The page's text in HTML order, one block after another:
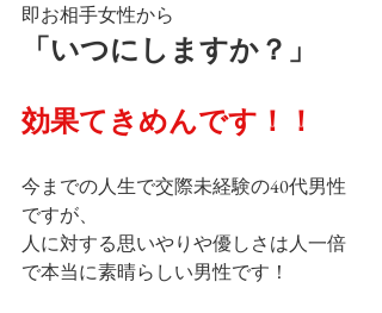
即お相手女性から
「いつにしますか？」
効果てきめんです！！
今までの人生で交際未経験の40代男性
ですが、
人に対する思いやりや優しさは人一倍
で本当に素晴らしい男性です！